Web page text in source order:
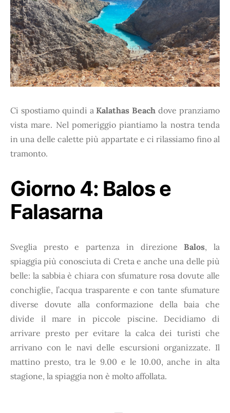
Ci spostiamo quindi aKalathas Beachdove pranziamo
vista mare. Nel pomeriggio piantiamo la nostra tenda
in una delle calette più appartate e ci rilassiamo fino al
tramonto.
Giorno 4: Balos e
Falasarna
Sveglia presto e partenza in direzioneBalos, la
spiaggia più conosciuta di Creta e anche una delle più
belle: la sabbia è chiara con sfumature rosa dovute alle
conchiglie, l’acqua trasparente e con tante sfumature
diverse dovute alla conformazione della baia che
divide il mare in piccole piscine. Decidiamo di
arrivare presto per evitare la calca dei turisti che
arrivano con le navi delle escursioni organizzate. Il
mattino presto, tra le 9.00 e le 10.00, anche in alta
stagione, la spiaggia non è molto affollata.